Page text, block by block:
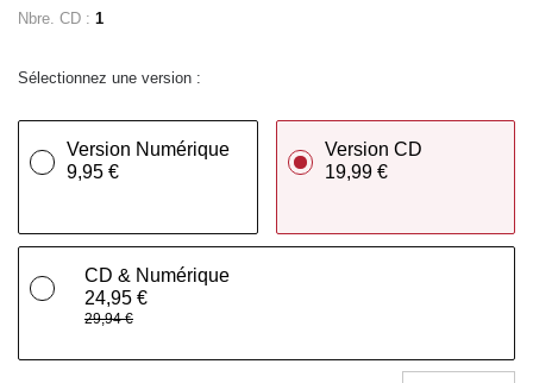
Nbre. CD : 1
Sélectionnez une version :
Version Numérique
9,95 €
Version CD
19,99 €
CD & Numérique
24,95 €
29,94 €